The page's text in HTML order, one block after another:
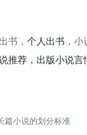
书， 个人出书 ，
推荐，出版小说
篇小说的划分标准